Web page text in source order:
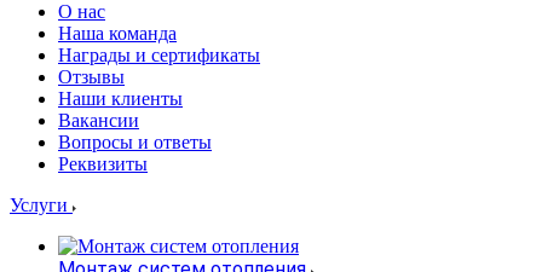
О нас
Наша команда
Награды и сертификаты
Отзывы
Наши клиенты
Вакансии
Вопросы и ответы
Реквизиты
Услуги